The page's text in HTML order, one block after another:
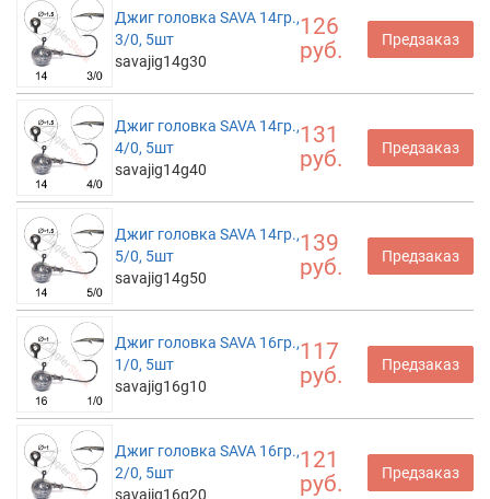
Джиг головка SAVA 14гр.,
3/0, 5шт
savajig14g30
126
руб.
Предзаказ
Джиг головка SAVA 14гр.,
4/0, 5шт
savajig14g40
131
руб.
Предзаказ
Джиг головка SAVA 14гр.,
5/0, 5шт
savajig14g50
139
руб.
Предзаказ
Джиг головка SAVA 16гр.,
1/0, 5шт
savajig16g10
117
руб.
Предзаказ
Джиг головка SAVA 16гр.,
2/0, 5шт
savajig16g20
121
руб.
Предзаказ